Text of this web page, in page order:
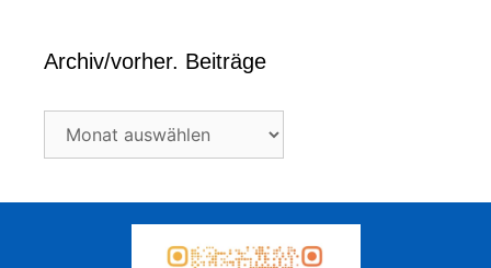
Archiv/vorher. Beiträge
Archiv/vorher.